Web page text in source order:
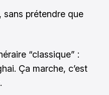
sans prétendre que
“classique” :
Ça marche, c’est